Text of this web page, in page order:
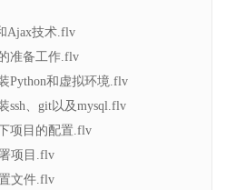
Ajax技术.flv
准备工作.flv
Python和虚拟环境.flv
ssh、git以及mysql.flv
项目的配置.flv
项目.flv
文件.flv